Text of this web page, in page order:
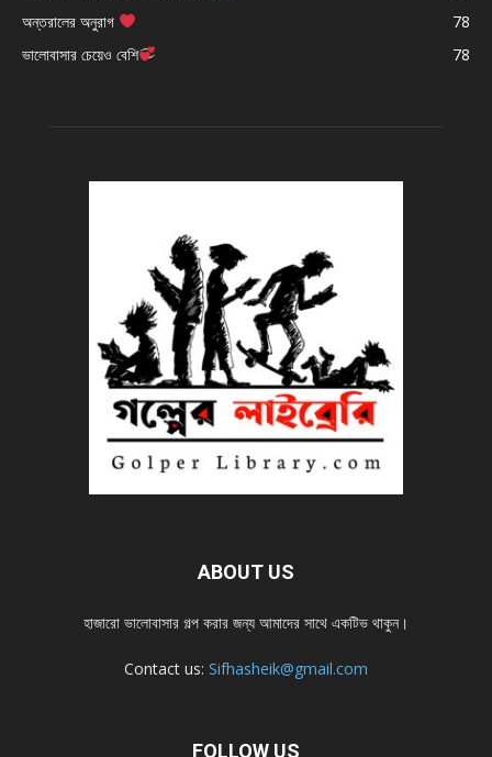
অন্তরালের অনুরাগ
78
ভালোবাসার চেয়েও বেশি
78
ABOUT US
হাজারো ভালোবাসার গল্প করার জন্য আমাদের সাথে একটিভ থাকুন।
Contact us: Sifhasheik@gmail.com
FOLLOW US